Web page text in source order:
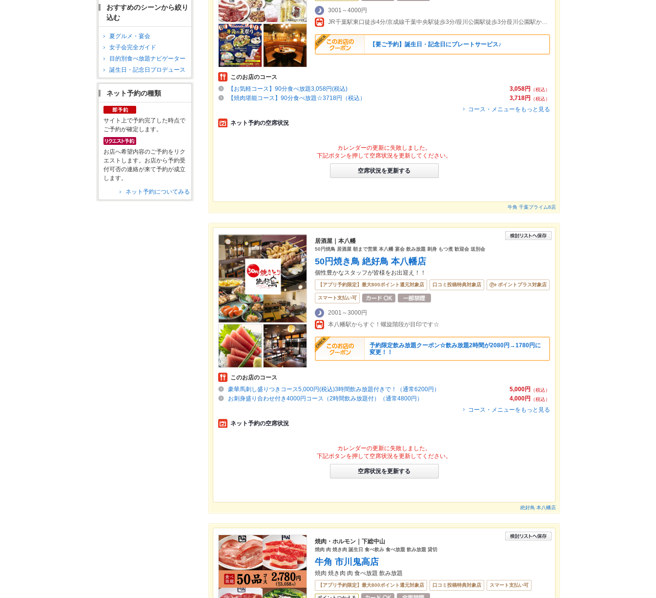
おすすめのシーンから絞り
込む
夏グルメ・宴会
女子会完全ガイド
目的別食べ放題ナビゲーター
誕生日・記念日プロデュース
ネット予約の種類
サイト上で予約完了した時点で
ご予約が確定します。
お店へ希望内容のご予約をリク
エストします。お店から予約受
付可否の連絡が来て予約が成立
します。
ネット予約についてみる
3001～4000円
JR千葉駅東口徒歩4分/京成線千葉中央駅徒歩3分/葭川公園駅徒歩3分葭川公園駅から260m
【要ご予約】誕生日・記念日にプレートサービス♪
このお店のコース
3,058円
（税込）
【お気軽コース】90分食べ放題3,058円(税込)
3,718円
（税込）
【焼肉堪能コース】90分食べ放題☆3718円（税込）
コース・メニューをもっと見る
ネット予約の空席状況
カレンダーの更新に失敗しました。
下記ボタンを押して空席状況を更新してください。
空席状況を更新する
牛角 千葉プライム8店
居酒屋｜本八幡
50円焼鳥 居酒屋 朝まで営業 本八幡 宴会 飲み放題 刺身 もつ煮 歓迎会 送別会
50円焼き鳥 絶好鳥 本八幡店
個性豊かなスタッフが皆様をお出迎え！！
【アプリ予約限定】最大800ポイント還元対象店 口コミ投稿特典対象店 ポイントプラス対象店
スマート支払い可
2001～3000円
本八幡駅からすぐ！螺旋階段が目印です☆
予約限定飲み放題クーポン☆飲み放題2時間が2080円→1780円に
変更！！
このお店のコース
5,000円
（税込）
豪華馬刺し盛りつきコース5,000円(税込)3時間飲み放題付きで！（通常6200円）
4,000円
（税込）
お刺身盛り合わせ付き4000円コース（2時間飲み放題付）（通常4800円）
コース・メニューをもっと見る
ネット予約の空席状況
カレンダーの更新に失敗しました。
下記ボタンを押して空席状況を更新してください。
空席状況を更新する
絶好鳥 本八幡店
焼肉・ホルモン｜下総中山
焼肉 肉 焼き肉 誕生日 食べ飲み 食べ放題 飲み放題 貸切
牛角 市川鬼高店
焼肉 焼き肉 肉 食べ放題 飲み放題
【アプリ予約限定】最大800ポイント還元対象店 口コミ投稿特典対象店 スマート支払い可